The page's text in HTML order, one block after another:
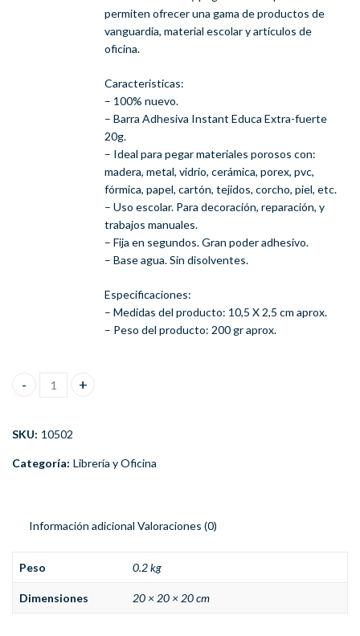
permiten ofrecer una gama de productos de
vanguardia, material escolar y artículos de
oficina.
Caracteristicas:
– 100% nuevo.
– Barra Adhesiva Instant Educa Extra-fuerte
20g.
– Ideal para pegar materiales porosos con:
madera, metal, vidrio, cerámica, porex, pvc,
fórmica, papel, cartón, tejidos, corcho, piel, etc.
– Uso escolar. Para decoración, reparación, y
trabajos manuales.
– Fija en segundos. Gran poder adhesivo.
– Base agua. Sin disolventes.
Especificaciones:
– Medidas del producto: 10,5 X 2,5 cm aprox.
– Peso del producto: 200 gr aprox.
Barra Adhesiva Instant Educa Extra-Fuerte Pack 10 Unidades
SKU: 10502
Categoría: Librería y Oficina
Información adicional Valoraciones (0)
Peso 0.2 kg
Dimensiones 20 × 20 × 20 cm